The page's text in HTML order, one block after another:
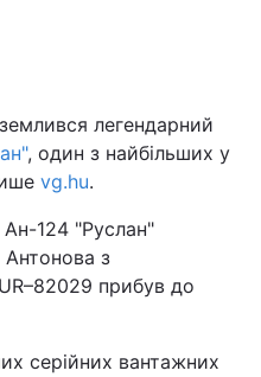
легендарний
, один з найбільших у
vg.hu.
Ан-124 "Руслан"
з
прибув до
серійних вантажних